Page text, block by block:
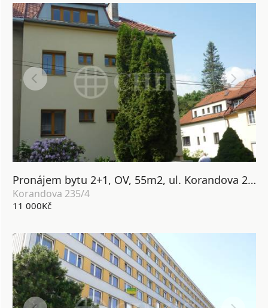
Pronájem bytu 2+1, OV, 55m2, ul. Korandova 235/4, P-4 Hodkovičky
Korandova 235/4
11 000Kč